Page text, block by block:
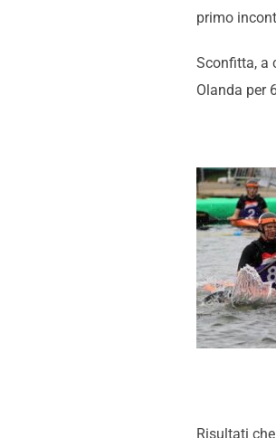
primo
Sconfitta, a
Olanda per
Risultati